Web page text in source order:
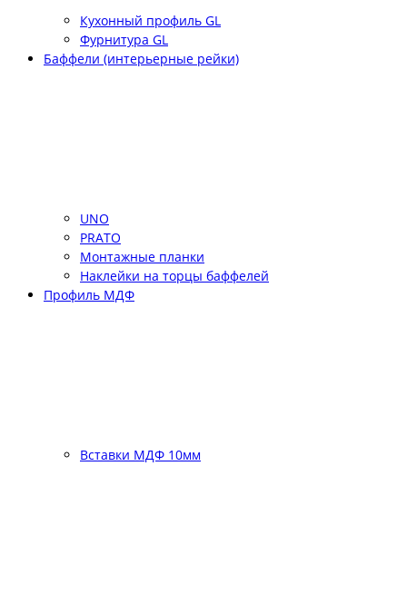
Кухонный профиль GL
Фурнитура GL
Баффели (интерьерные рейки)
UNO
PRATO
Монтажные планки
Наклейки на торцы баффелей
Профиль МДФ
Вставки МДФ 10мм